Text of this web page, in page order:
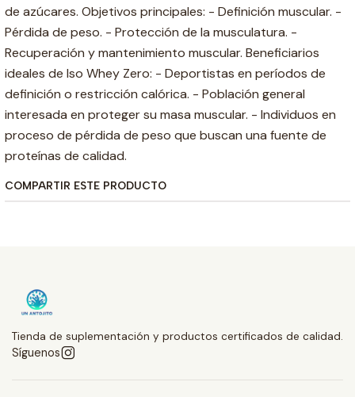
de azúcares. Objetivos principales: - Definición muscular. -
Pérdida de peso. - Protección de la musculatura. -
Recuperación y mantenimiento muscular. Beneficiarios
ideales de Iso Whey Zero: - Deportistas en períodos de
definición o restricción calórica. - Población general
interesada en proteger su masa muscular. - Individuos en
proceso de pérdida de peso que buscan una fuente de
proteínas de calidad.
COMPARTIR ESTE PRODUCTO
Tienda de suplementación y productos certificados de calidad.
Síguenos